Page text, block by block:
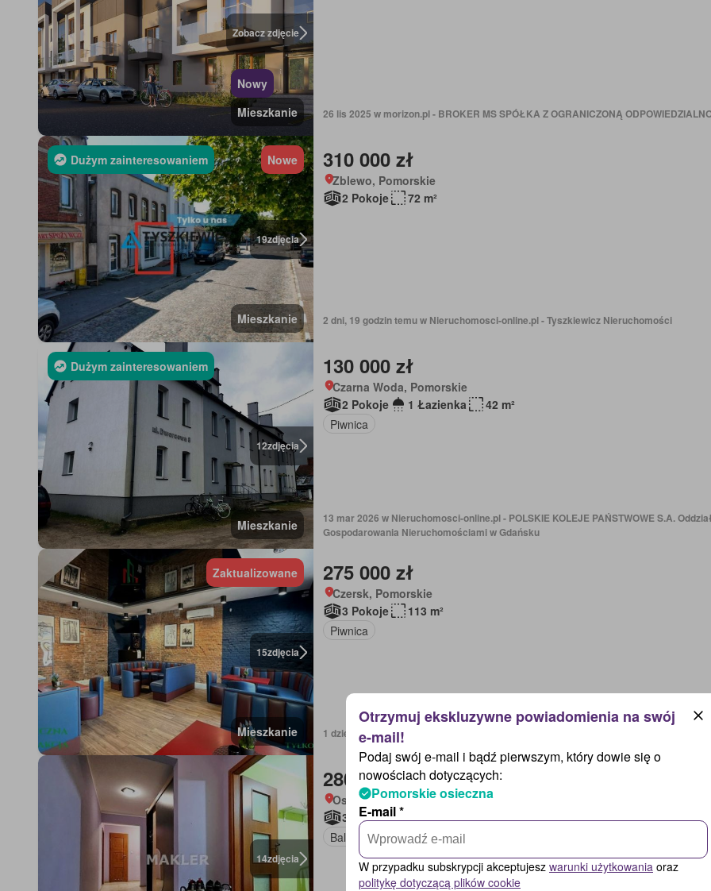
Zobacz zdjęcie
Nowy
Mieszkanie
26 lis 2025 w morizon.pl - BROKER MS SPÓŁKA Z OGRANICZONĄ
19zdjęcia
Dużym zainteresowaniem Nowe
Mieszkanie
310 000 zł
Zblewo, Pomorskie
2 Pokoje
72 m²
2 dni, 19 godzin temu w Nieruchomosci-online.pl - Tyszkiewicz Nieruchomości
12zdjęcia
Dużym zainteresowaniem
Mieszkanie
130 000 zł
Czarna Woda, Pomorskie
2 Pokoje
1 Łazienka
42 m²
Piwnica
13 mar 2026 w Nieruchomosci-online.pl - POLSKIE KOLEJE PAŃSTWOWE S.A.
Gospodarowania Nieruchomościami w Gdańsku
15zdjęcia
Zaktualizowane
Mieszkanie
275 000 zł
Czersk, Pomorskie
3 Pokoje
113 m²
Piwnica
1 dzień, 19 godzin temu w Nieruchomosci-online.pl - KOCIEWSKIE NIERUCHOMOŚCI
14zdjęcia
280 000 zł
Osie, Kujawsko-pomorskie
3 Pokoje
63 m²
Balkon
Piwnica
Podaj swój e-mail i bądź pierwszym, który dowie się o
nowościach dotyczących:
Pomorskie osieczna
E-mail *
W przypadku subskrypcji akceptujesz warunki użytkowania oraz
politykę dotyczącą plików cookie